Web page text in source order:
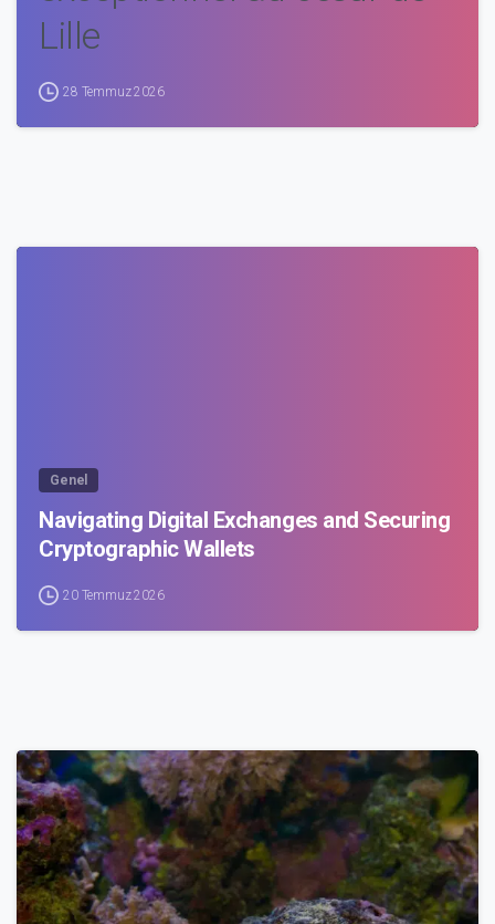
Lille
28 Temmuz 2026
Genel
Navigating Digital Exchanges and Securing
Cryptographic Wallets
20 Temmuz 2026